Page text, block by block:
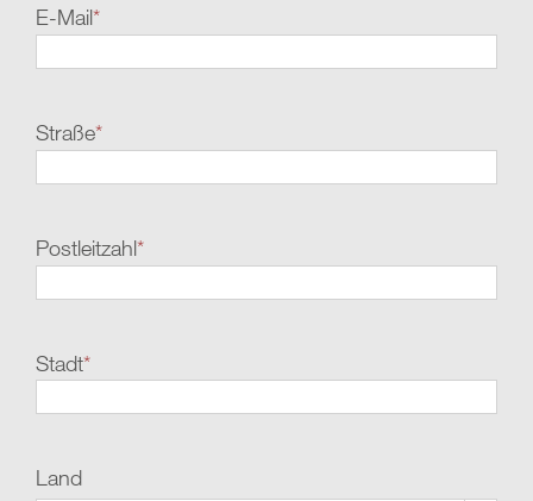
E-Mail*
Straße*
Postleitzahl*
Stadt*
Land